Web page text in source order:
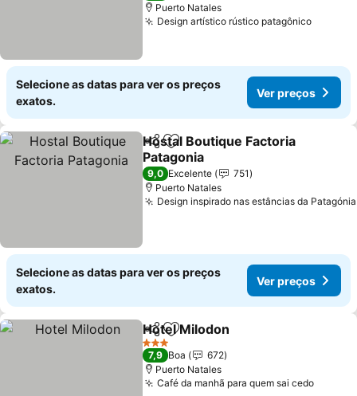
Puerto Natales
Design artístico rústico patagônico
Selecione as datas para ver os preços
exatos.
Ver preços
PartilharAdicionar aos favoritos
Hostal Boutique Factoria
Patagonia
9,0 Excelente
751
Puerto Natales
Design inspirado nas estâncias da Patagónia
Selecione as datas para ver os preços
exatos.
Ver preços
PartilharAdicionar aos favoritos
Hotel Milodon
3 Estrelas
7,9 Boa
672
Puerto Natales
Café da manhã para quem sai cedo